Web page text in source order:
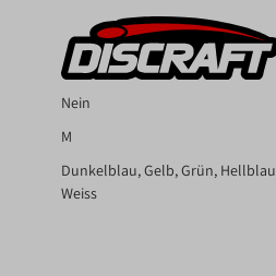
Nein
M
Dunkelblau, Gelb, Grün, Hellblau
Weiss